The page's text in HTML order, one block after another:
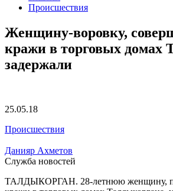
Происшествия
Женщину-воровку,
кражи в торговых домах
задержали
25.05.18
Происшествия
Данияр Ахметов
Служба новостей
ТАЛДЫКОРГАН. 28-летнюю женщину,